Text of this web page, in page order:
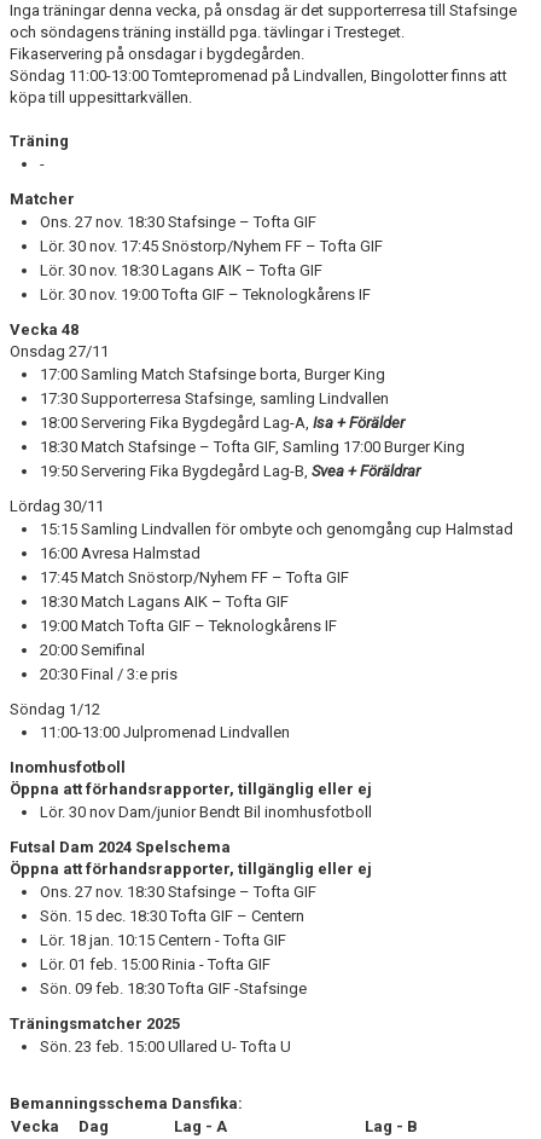
DOKUMENT
Inga träningar denna vecka, på onsdag är det supporterresa till Stafsinge
och söndagens träning inställd pga. tävlingar i Tresteget.
Fikaservering på onsdagar i bygdegården.
Söndag 11:00-13:00 Tomtepromenad på Lindvallen, Bingolotter finns att
köpa till uppesittarkvällen.
Träning
-
Matcher
Ons. 27 nov. 18:30 Stafsinge – Tofta GIF
Lör. 30 nov. 17:45 Snöstorp/Nyhem FF – Tofta GIF
Lör. 30 nov. 18:30 Lagans AIK – Tofta GIF
Lör. 30 nov. 19:00 Tofta GIF – Teknologkårens IF
Vecka 48
Onsdag 27/11
17:00 Samling Match Stafsinge borta, Burger King
17:30 Supporterresa Stafsinge, samling Lindvallen
18:00 Servering Fika Bygdegård Lag-A, Isa + Förälder
18:30 Match Stafsinge – Tofta GIF, Samling 17:00 Burger King
19:50 Servering Fika Bygdegård Lag-B, Svea + Föräldrar
Lördag 30/11
15:15 Samling Lindvallen för ombyte och genomgång cup Halmstad
16:00 Avresa Halmstad
17:45 Match Snöstorp/Nyhem FF – Tofta GIF
18:30 Match Lagans AIK – Tofta GIF
19:00 Match Tofta GIF – Teknologkårens IF
20:00 Semifinal
20:30 Final / 3:e pris
Söndag 1/12
11:00-13:00 Julpromenad Lindvallen
Inomhusfotboll
Öppna att förhandsrapporter, tillgänglig eller ej
Lör. 30 nov Dam/junior Bendt Bil inomhusfotboll
Futsal Dam 2024 Spelschema
Öppna att förhandsrapporter, tillgänglig eller ej
Ons. 27 nov. 18:30 Stafsinge – Tofta GIF
Sön. 15 dec. 18:30 Tofta GIF – Centern
Lör. 18 jan. 10:15 Centern - Tofta GIF
Lör. 01 feb. 15:00 Rinia - Tofta GIF
Sön. 09 feb. 18:30 Tofta GIF -Stafsinge
Träningsmatcher 2025
Sön. 23 feb. 15:00 Ullared U- Tofta U
Bemanningsschema Dansfika:
Vecka
Dag Lag - A
Lag - B